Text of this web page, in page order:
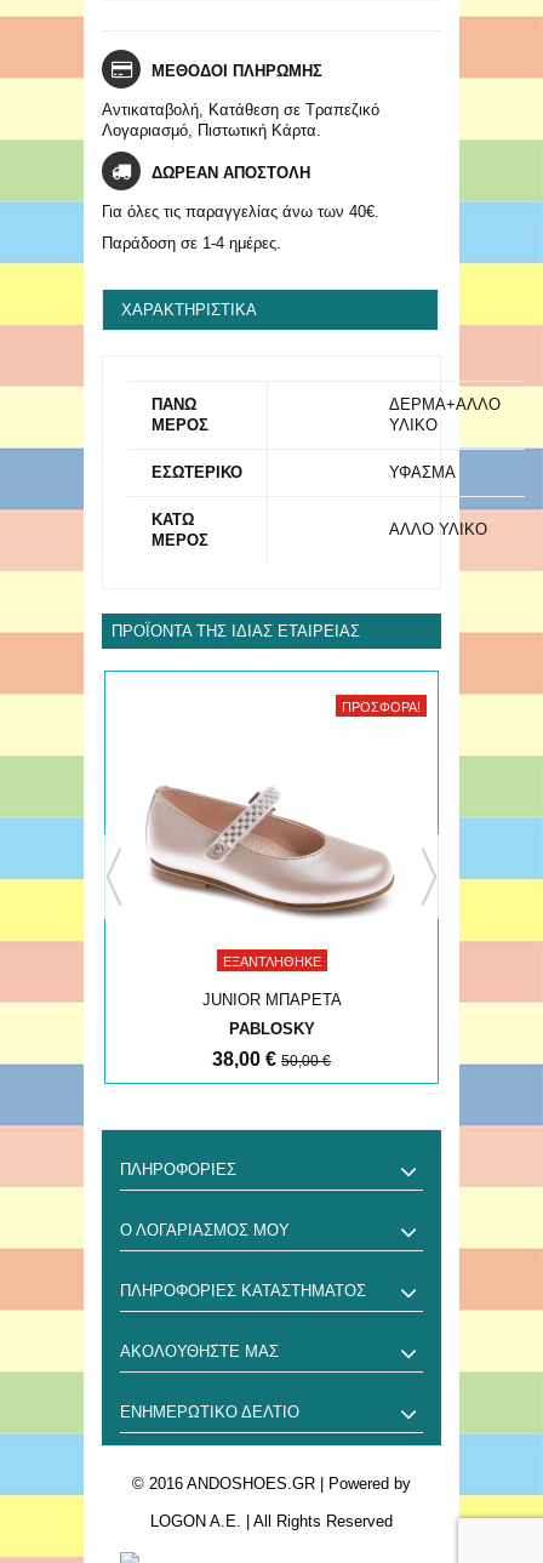
ΜΕΘΟΔΟΙ ΠΛΗΡΩΜΗΣ
Αντικαταβολή, Κατάθεση σε Τραπεζικό
Λογαριασμό, Πιστωτική Κάρτα.
ΔΩΡΕΑΝ ΑΠΟΣΤΟΛΗ
Για όλες τις παραγγελίας άνω των 40€.
Παράδοση σε 1-4 ημέρες.
ΧΑΡΑΚΤΗΡΙΣΤΙΚΆ
ΠΑΝΩ
ΜΕΡΟΣ
ΔΕΡΜΑ+ΑΛΛΟ
ΥΛΙΚΟ
ΕΣΩΤΕΡΙΚΟ ΥΦΑΣΜΑ
ΚΑΤΩ
ΜΕΡΟΣ
ΑΛΛΟ ΥΛΙΚΟ
ΠΡΟΪΌΝΤΑ ΤΗΣ ΊΔΙΑΣ ΕΤΑΙΡΕΊΑΣ
ΠΡΟΣΦΟΡΆ!
ΕΞΑΝΤΛΉΘΗΚΕ
JUNIOR ΜΠΑΡΕΤΑ
PABLOSKY
38,00 € 50,00 €
ΠΛΗΡΟΦΟΡΊΕΣ
Ο ΛΟΓΑΡΙΑΣΜΌΣ ΜΟΥ
ΠΛΗΡΟΦΟΡΊΕΣ ΚΑΤΑΣΤΉΜΑΤΟΣ
ΑΚΟΛΟΥΘΉΣΤΕ ΜΑΣ
ΕΝΗΜΕΡΩΤΙΚΌ ΔΕΛΤΊΟ
© 2016 ANDOSHOES.GR | Powered by
LOGON A.E. | All Rights Reserved